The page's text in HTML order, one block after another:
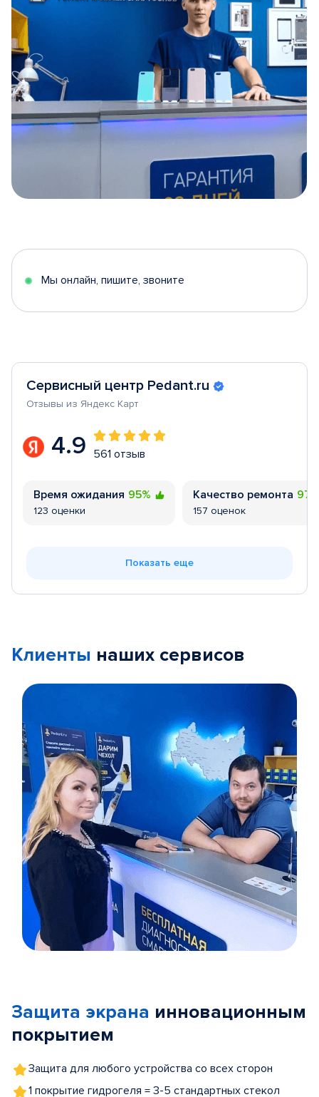
5
Мы онлайн, пишите, звоните
Сервисный центр Pedant.ru
Отзывы из Яндекс Карт
4.9 561 отзыв
Время ожидания 95%
123 оценки
Качество ремонта
157 оценок
Показать еще
Клиенты наших сервисов
5
Защита экрана инновационным
покрытием
Защита для любого устройства со всех сторон
1 покрытие гидрогеля = 3-5 стандартных стекол